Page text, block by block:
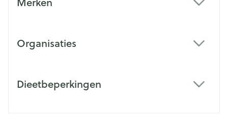
Organisaties
Dieetbeperkingen